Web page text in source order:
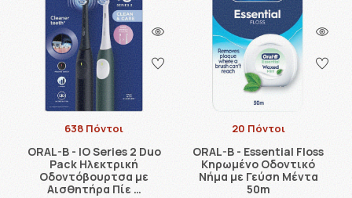
638 Πόντοι
ORAL-B - IO Series 2 Duo
Pack Ηλεκτρική
Οδοντόβουρτσα με
Αισθητήρα Πίε …
20 Πόντοι
ORAL-B - Essential Floss
Κηρωμένο Οδοντικό
Νήμα με Γεύση Μέντα
50m